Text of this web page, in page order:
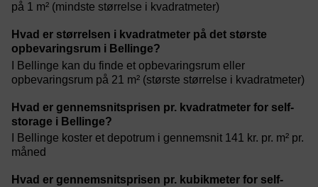
på 1 m² (mindste størrelse i kvadratmeter)
Hvad er størrelsen i kvadratmeter på det største
opbevaringsrum i Bellinge?
I Bellinge kan du finde et opbevaringsrum eller
opbevaringsrum på 21 m² (største størrelse i kvadratmeter)
Hvad er gennemsnitsprisen pr. kvadratmeter for self-
storage i Bellinge?
I Bellinge koster et depotrum i gennemsnit 141 kr. pr. m² pr.
måned
Hvad er gennemsnitsprisen pr. kubikmeter for self-